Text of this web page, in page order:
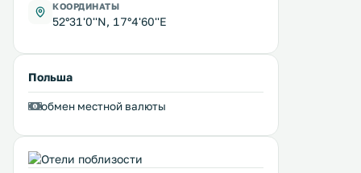
КООРДИНАТЫ
52°31'0''N, 17°4'60''E
Польша
обмен местной валюты